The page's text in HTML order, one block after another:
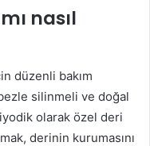
nasıl
düzenli bakım
silinmeli ve doğal
olarak özel deri
derinin kurumasını